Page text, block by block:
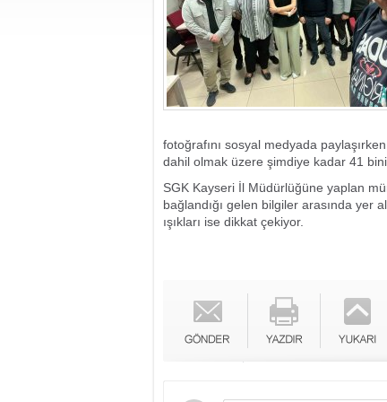
fotoğrafını sosyal medyada
dahil olmak üzere şimdiye kadar 41
SGK Kayseri İl Müdürlüğüne yaplan
bağlandığı gelen bilgiler arasında yer
ışıkları ise dikkat çekiyor.